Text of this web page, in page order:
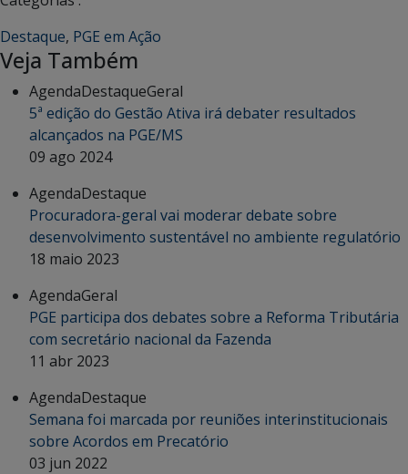
Destaque, PGE em Ação
Veja Também
AgendaDestaqueGeral
5ª edição do Gestão Ativa irá debater resultados
alcançados na PGE/MS
09 ago 2024
AgendaDestaque
Procuradora-geral vai moderar debate sobre
desenvolvimento sustentável no ambiente regulatório
18 maio 2023
AgendaGeral
PGE participa dos debates sobre a Reforma Tributária
com secretário nacional da Fazenda
11 abr 2023
AgendaDestaque
Semana foi marcada por reuniões interinstitucionais
sobre Acordos em Precatório
03 jun 2022